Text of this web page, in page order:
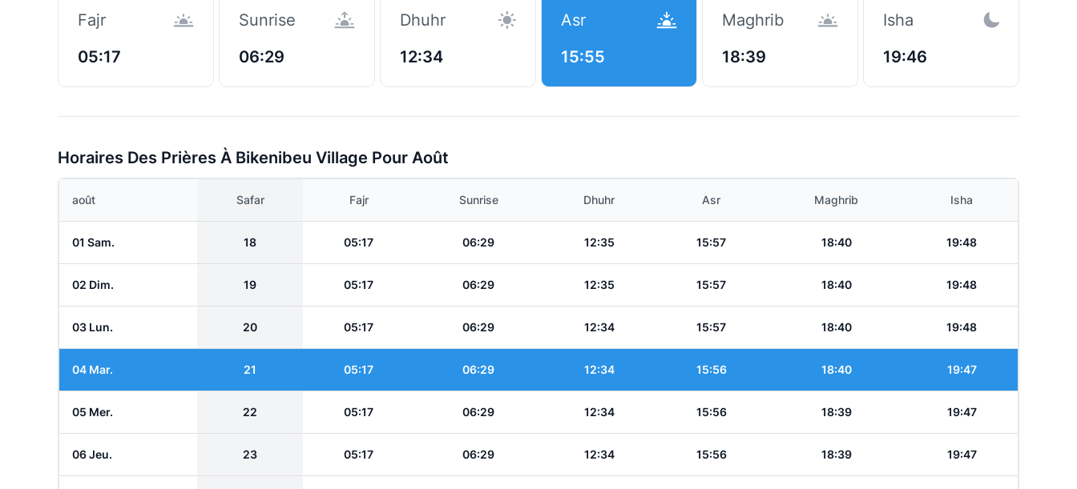
Fajr
05:17
Sunrise
06:29
Dhuhr
12:34
Asr
15:55
Maghrib
18:39
Isha
19:46
Horaires Des Prières À Bikenibeu Village Pour Août
août Safar Fajr Sunrise Dhuhr Asr Maghrib Isha
01 Sam. 18 05:17 06:29 12:35 15:57 18:40 19:48
02 Dim. 19 05:17 06:29 12:35 15:57 18:40 19:48
03 Lun. 20 05:17 06:29 12:34 15:57 18:40 19:48
04 Mar. 21 05:17 06:29 12:34 15:56 18:40 19:47
05 Mer. 22 05:17 06:29 12:34 15:56 18:39 19:47
06 Jeu. 23 05:17 06:29 12:34 15:56 18:39 19:47